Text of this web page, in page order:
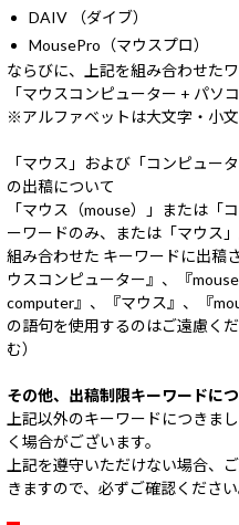
DAIV （ダイブ）
MousePro（マウスプロ）
ならびに、上記を組み合わせた
「マウスコンピューター + パソ
※アルファベットは大文字・小文
「マウス」および「コンピュー
の出稿について
「マウス（mouse）」または「
ーワードのみ、または「マウス
組み合わせた キーワードに出稿
ウスコンピューター』、『
computer』、『マウス』、『
の語句を使用するのはご遠慮く
む）
その他、出稿制限キーワードに
上記以外のキーワードにつきま
く場合がございます。
上記を遵守いただけない場合、
きますので、必ずご確認ください